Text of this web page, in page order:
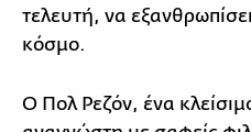
τελευτή, να
κόσμο.
Ο Πολ Ρεζόν, ένα